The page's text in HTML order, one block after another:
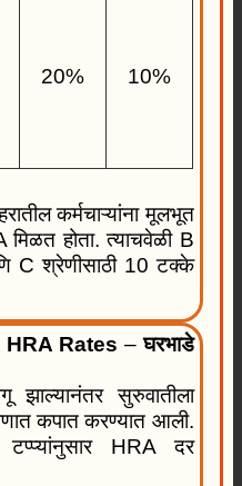
20% 10%
कर्मचाऱ्यांना मूलभूत
होता. त्याचवेळी B
C श्रेणीसाठी 10 टक्के
HRA Rates –घरभाडे
सुरुवातीला
कपात करण्यात आली.
टप्प्यांनुसार HRA दर